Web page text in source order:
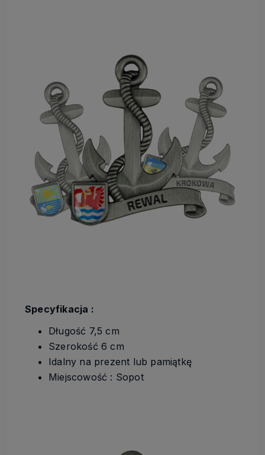
Specyfikacja :
Długość 7,5 cm
Szerokość 6 cm
Idalny na prezent lub pamiątkę
Miejscowość : Sopot